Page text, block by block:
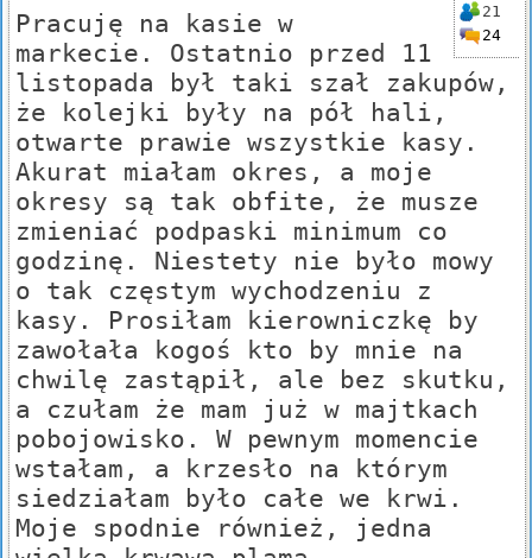
21
24
Pracuję na kasie w
markecie. Ostatnio przed 11
listopada był taki szał zakupów,
że kolejki były na pół hali,
otwarte prawie wszystkie kasy.
Akurat miałam okres, a moje
okresy są tak obfite, że musze
zmieniać podpaski minimum co
godzinę. Niestety nie było mowy
o tak częstym wychodzeniu z
kasy. Prosiłam kierowniczkę by
zawołała kogoś kto by mnie na
chwilę zastąpił, ale bez skutku,
a czułam że mam już w majtkach
pobojowisko. W pewnym momencie
wstałam, a krzesło na którym
siedziałam było całe we krwi.
Moje spodnie również, jedna